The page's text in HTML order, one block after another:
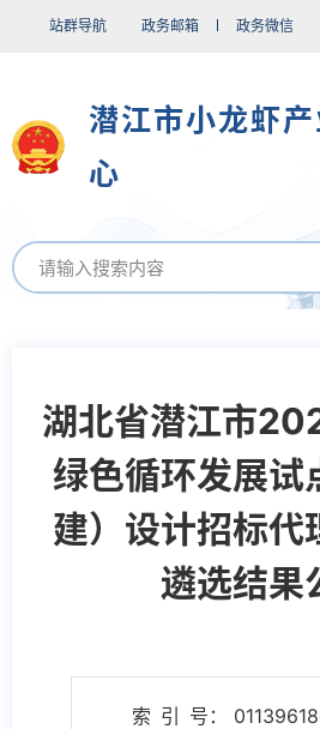
站群导航 政务邮箱 政务微信
潜江市小龙虾
心
湖北省潜江市
绿色循环发展试
建）设计招标代
遴选结果
索 引 号：